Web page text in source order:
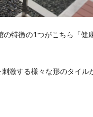
の特徴の1つがこちら「健
激する様々な形のタイル